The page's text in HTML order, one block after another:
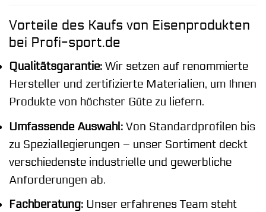
Vorteile des Kaufs von Eisenprodukten
bei Profi-sport.de
Qualitätsgarantie: Wir setzen auf renommierte
Hersteller und zertifizierte Materialien, um Ihnen
Produkte von höchster Güte zu liefern.
Umfassende Auswahl: Von Standardprofilen bis
zu Speziallegierungen – unser Sortiment deckt
verschiedenste industrielle und gewerbliche
Anforderungen ab.
Fachberatung: Unser erfahrenes Team steht